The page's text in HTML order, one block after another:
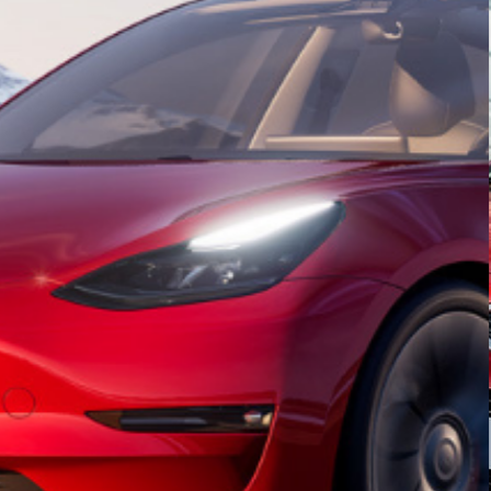
חיפה
בנתניה
בבאר שבע
בתל אביב
רעננה
חולון